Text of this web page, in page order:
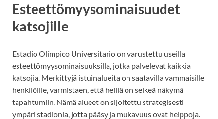
Esteettömyysominaisuudet
katsojille
Estadio Olímpico Universitario on varustettu useilla
esteettömyysominaisuuksilla, jotka palvelevat kaikkia
katsojia. Merkittyjä istuinalueita on saatavilla vammaisille
henkilöille, varmistaen, että heillä on selkeä näkymä
tapahtumiin. Nämä alueet on sijoitettu strategisesti
ympäri stadionia, jotta pääsy ja mukavuus ovat helppoja.